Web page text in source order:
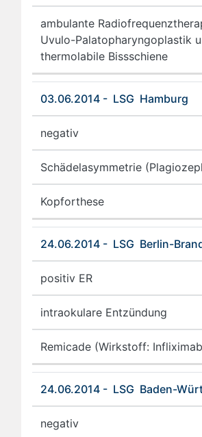
ambulante
Uvulo-Palatopharyngoplastik
thermolabile Bissschiene
03.06.2014 - LSG Hamburg
negativ
Schädelasymmetrie
Kopforthese
24.06.2014 - LSG Berlin-
positiv ER
intraokulare Entzündung
Remicade (Wirkstoff:
24.06.2014 - LSG Baden-
negativ